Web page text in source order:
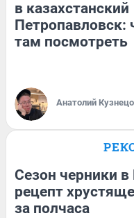
в казахстанский
Петропавловск:
там посмотреть
Анатолий
Сезон черники
рецепт
за полчаса